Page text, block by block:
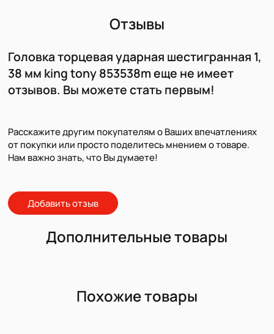
Отзывы
Головка торцевая ударная шестигранная 1,
38 мм king tony 853538m еще не имеет
отзывов. Вы можете стать первым!
Расскажите другим покупателям о Ваших впечатлениях
от покупки или просто поделитесь мнением о товаре.
Нам важно знать, что Вы думаете!
Добавить отзыв
Дополнительные товары
Похожие товары